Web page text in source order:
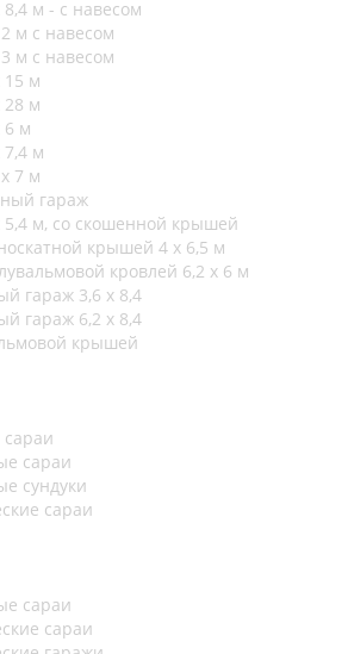
8,4 м - с навесом
м с навесом
м с навесом
15 м
28 м
6 м
7,4 м
7 м
гараж
5,4 м, со скошенной крышей
крышей 4 х 6,5 м
кровлей 6,2 х 6 м
гараж 3,6 х 8,4
гараж 6,2 х 8,4
крышей
сараи
сундуки
сараи
сараи
сараи